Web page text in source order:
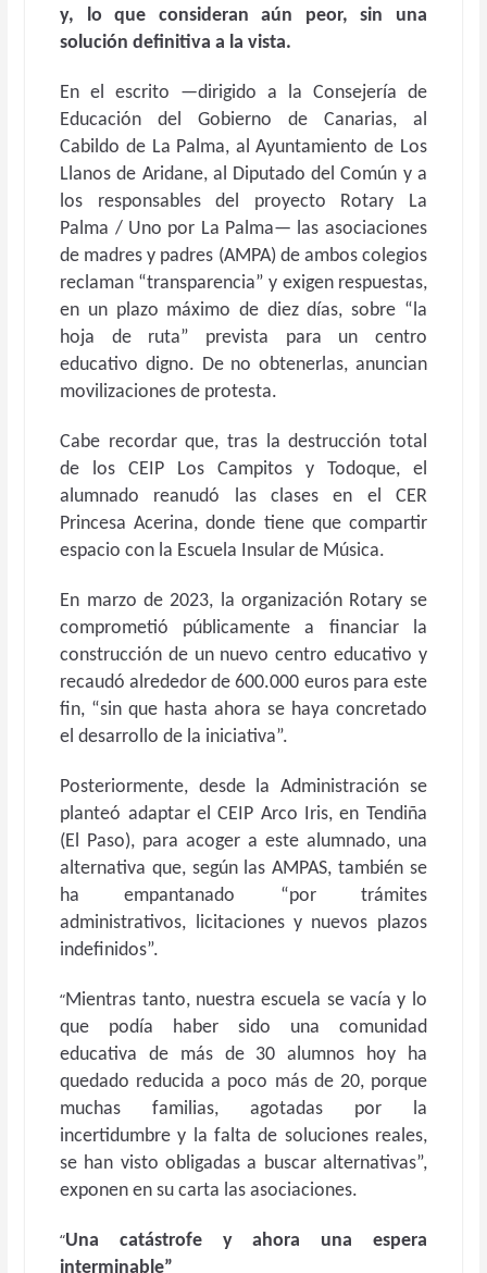
y, lo que consideran aún peor, sin una
solución definitiva a la vista.
En el escrito —dirigido a la Consejería de
Educación del Gobierno de Canarias, al
Cabildo de La Palma, al Ayuntamiento de Los
Llanos de Aridane, al Diputado del Común y a
los responsables del proyecto Rotary La
Palma / Uno por La Palma— las asociaciones
de madres y padres (AMPA) de ambos colegios
reclaman “transparencia” y exigen respuestas,
en un plazo máximo de diez días, sobre “la
hoja de ruta” prevista para un centro
educativo digno. De no obtenerlas, anuncian
movilizaciones de protesta.
Cabe recordar que, tras la destrucción total
de los CEIP Los Campitos y Todoque, el
alumnado reanudó las clases en el CER
Princesa Acerina, donde tiene que compartir
espacio con la Escuela Insular de Música.
En marzo de 2023, la organización Rotary se
comprometió públicamente a financiar la
construcción de un nuevo centro educativo y
recaudó alrededor de 600.000 euros para este
fin, “sin que hasta ahora se haya concretado
el desarrollo de la iniciativa”.
Posteriormente, desde la Administración se
planteó adaptar el CEIP Arco Iris, en Tendiña
(El Paso), para acoger a este alumnado, una
alternativa que, según las AMPAS, también se
ha empantanado “por trámites
administrativos, licitaciones y nuevos plazos
indefinidos”.
“Mientras tanto, nuestra escuela se vacía y lo
que podía haber sido una comunidad
educativa de más de 30 alumnos hoy ha
quedado reducida a poco más de 20, porque
muchas familias, agotadas por la
incertidumbre y la falta de soluciones reales,
se han visto obligadas a buscar alternativas”,
exponen en su carta las asociaciones.
“Una catástrofe y ahora una espera
interminable”